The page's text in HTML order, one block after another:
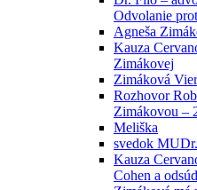
Odvolanie
Agneša
Kauza
Zimákovej
Zimáková
Rozhovor
Zimákovou –
Meliška
svedok
Kauza
Cohen a